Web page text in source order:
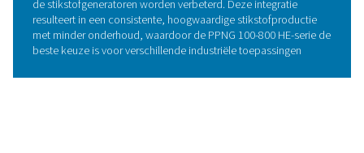
Het doordachte ontwerp verbetert niet alleen de
efficiëntie, maar ondersteunt ook duurzaamheid door